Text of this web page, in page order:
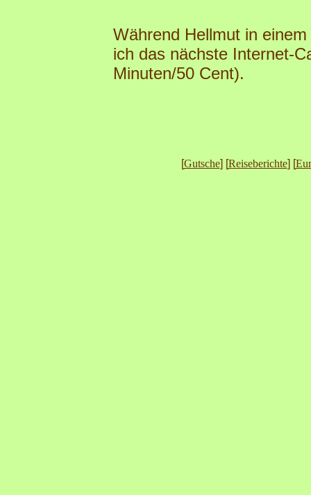
Während Hellmut in
ich das nächste Internet-
Minuten/50 Cent).
[Gutsche] [Reiseberichte] [